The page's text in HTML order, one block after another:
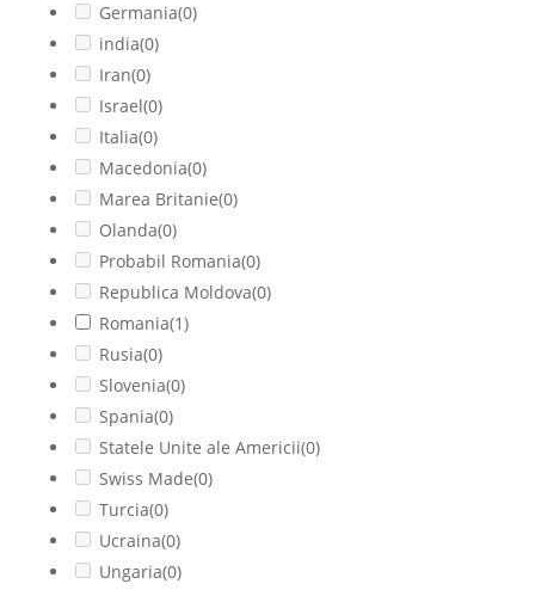
Germania(0)
india(0)
Iran(0)
Israel(0)
Italia(0)
Macedonia(0)
Marea Britanie(0)
Olanda(0)
Probabil Romania(0)
Republica Moldova(0)
Romania(1)
Rusia(0)
Slovenia(0)
Spania(0)
Statele Unite ale Americii(0)
Swiss Made(0)
Turcia(0)
Ucraina(0)
Ungaria(0)